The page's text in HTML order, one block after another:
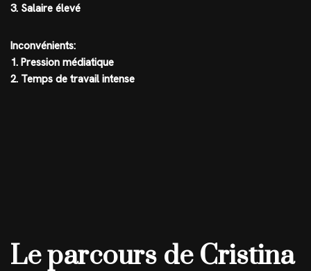
3. Salaire élevé
Inconvénients:
1. Pression médiatique
2. Temps de travail intense
Le parcours de Cristina